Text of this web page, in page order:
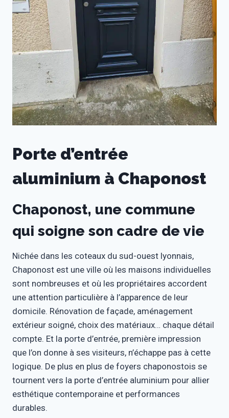
Porte d’entrée
aluminium à Chaponost
Chaponost, une commune
qui soigne son cadre de vie
Nichée dans les coteaux du sud-ouest lyonnais,
Chaponost est une ville où les maisons individuelles
sont nombreuses et où les propriétaires accordent
une attention particulière à l’apparence de leur
domicile. Rénovation de façade, aménagement
extérieur soigné, choix des matériaux… chaque détail
compte. Et la porte d’entrée, première impression
que l’on donne à ses visiteurs, n’échappe pas à cette
logique. De plus en plus de foyers chaponostois se
tournent vers la porte d’entrée aluminium pour allier
esthétique contemporaine et performances
durables.